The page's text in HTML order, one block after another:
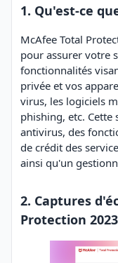
1. Qu'est-ce
McAfee Total
pour assurer votre
fonctionnalités
privée et vos
virus, les logiciels
phishing, etc.
antivirus, des
de crédit des
ainsi qu'un
2. Captures
Protection 2023